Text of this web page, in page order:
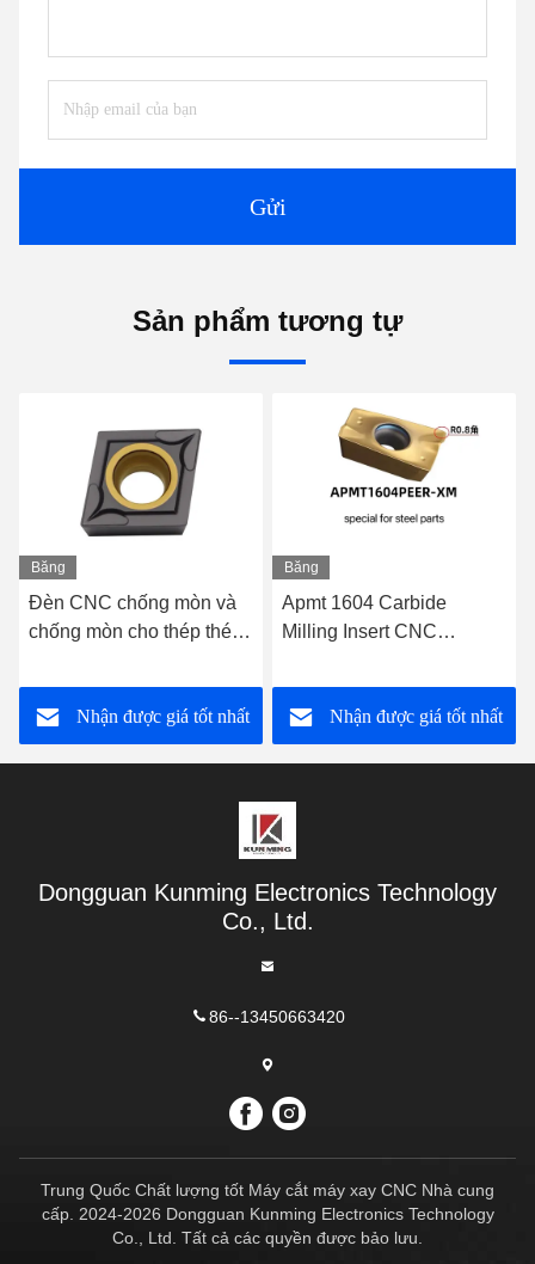
Gửi
Sản phẩm tương tự
Băng
hình
Apmt 1604 Carbide
Milling Insert CNC
cho thép
Nhận được giá tốt nhất
Băng
hình
Mgmn150-G Công cụ
phân tách CNC chính xác
Nhận được giá tốt nhất
Dongguan Kunming Electronics Technology
Co., Ltd.
86--13450663420
Trung Quốc Chất lượng tốt Máy cắt máy xay CNC Nhà cung
cấp. 2024-2026 Dongguan Kunming Electronics Technology
Co., Ltd. Tất cả các quyền được bảo lưu.